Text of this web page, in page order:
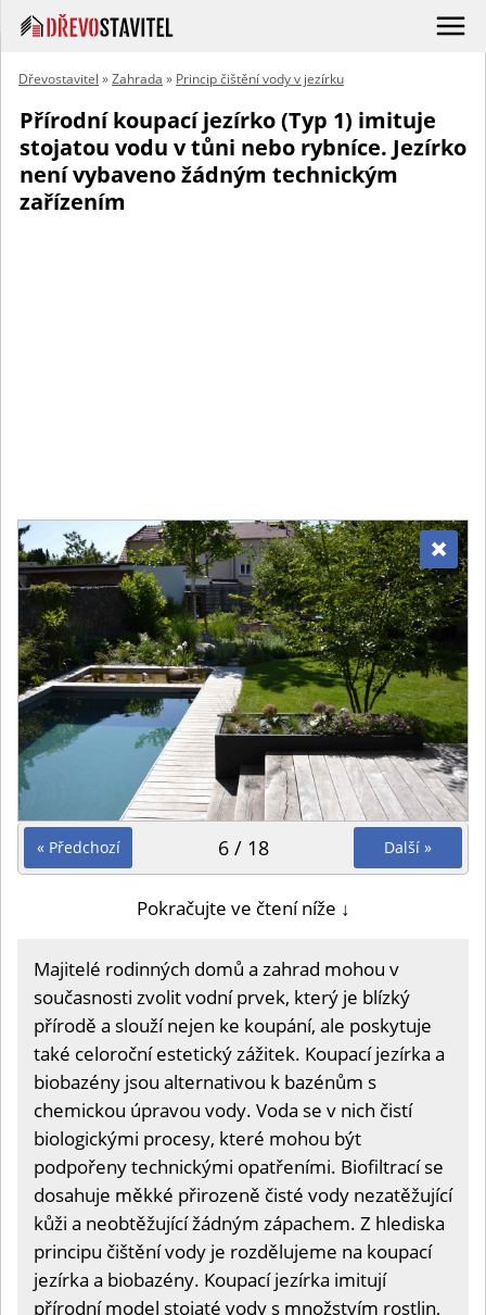
Dřevostavitel »Zahrada » Princip čištění vody v jezírku
Přírodní koupací jezírko (Typ 1) imituje
stojatou vodu v tůni nebo rybníce. Jezírko
není vybaveno žádným technickým
zařízením
« Předchozí Další »
6 / 18
Pokračujte ve čtení níže ↓
Majitelé rodinných domů a zahrad mohou v
současnosti zvolit vodní prvek, který je blízký
přírodě a slouží nejen ke koupání, ale poskytuje
také celoroční estetický zážitek. Koupací jezírka a
biobazény jsou alternativou k bazénům s
chemickou úpravou vody. Voda se v nich čistí
biologickými procesy, které mohou být
podpořeny technickými opatřeními. Biofiltrací se
dosahuje měkké přirozeně čisté vody nezatěžující
kůži a neobtěžující žádným zápachem. Z hlediska
principu čištění vody je rozdělujeme na koupací
jezírka a biobazény. Koupací jezírka imitují
přírodní model stojaté vody s množstvím rostlin,